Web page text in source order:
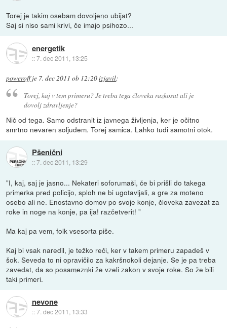
Torej je takim osebam dovoljeno ubijat?
Saj si niso sami krivi, če imajo psihozo...
energetik
::7. dec 2011, 13:25
poweroffje 7. dec 2011 ob 12:20izjavil:
Torej, kaj v tem primeru? Je treba tega človeka razkosat ali je
dovolj zdravljenje?
Nič od tega. Samo odstranit iz javnega življenja, ker je očitno
smrtno nevaren soljudem. Torej samica. Lahko tudi samotni otok.
Pšenični
::7. dec 2011, 13:29
"I, kaj, saj je jasno... Nekateri soforumaši, če bi prišli do takega
primerka pred policijo, sploh ne bi ugotavljali, a gre za moteno
osebo ali ne. Enostavno domov po svoje konje, človeka zavezat za
roke in noge na konje, pa ija! razčetverit! "
Ma kaj pa vem, folk vsesorta piše.
Kaj bi vsak naredil, je težko reči, ker v takem primeru zapadeš v
šok. Seveda to ni opravičilo za kakršnokoli dejanje. Se je pa treba
zavedat, da so posameznki že vzeli zakon v svoje roke. So že bili
taki primeri.
nevone
::7. dec 2011, 13:33